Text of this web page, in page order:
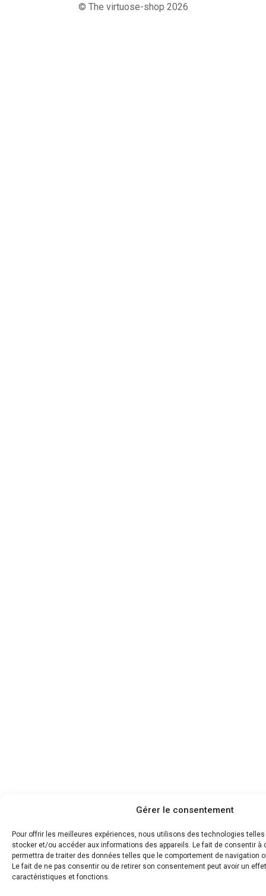
Gérer le consentement
Pour offrir les meilleures expériences, nous utilisons des technologies
stocker et/ou accéder aux informations des appareils. Le fait de consentir à
permettra de traiter des données telles que le comportement de navigation
Le fait de ne pas consentir ou de retirer son consentement peut avoir un
caractéristiques et fonctions.
© The virtuose-shop 2026